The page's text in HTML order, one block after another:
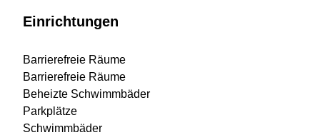
Einrichtungen
Barrierefreie Räume
Barrierefreie Räume
Beheizte Schwimmbäder
Parkplätze
Schwimmbäder